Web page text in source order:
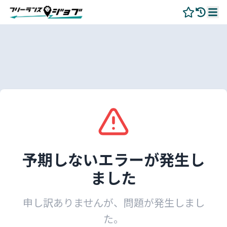
予期しないエラーが発生し
ました
申し訳ありませんが、問題が発生しまし
た。